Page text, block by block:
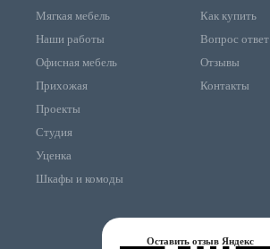
Мягкая мебель
Наши работы
Офисная мебель
Прихожая
Проекты
Студия
Уценка
Шкафы и комоды
Как купить
Вопрос ответ
Отзывы
Контакты
Оставить отзыв Яндекс